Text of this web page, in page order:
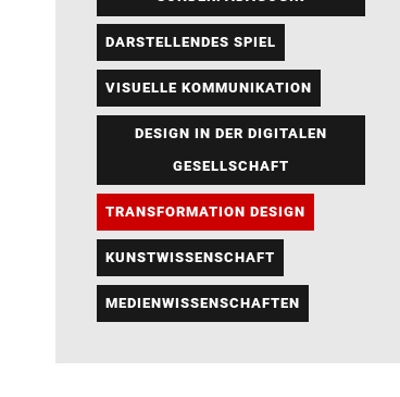
DARSTELLENDES SPIEL
VISUELLE KOMMUNIKATION
DESIGN IN DER DIGITALEN
GESELLSCHAFT
TRANSFORMATION DESIGN
KUNSTWISSENSCHAFT
MEDIENWISSENSCHAFTEN